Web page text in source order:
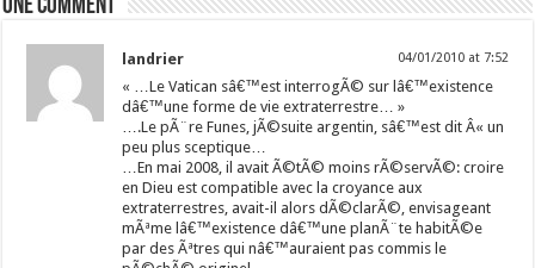
One comment
landrier 04/01/2010 at 7:52
« …Le Vatican sâ€™est interrogÃ© sur lâ€™existence
dâ€™une forme de vie extraterrestre… »
….Le pÃ¨re Funes, jÃ©suite argentin, sâ€™est dit Â« un
peu plus sceptique…
…En mai 2008, il avait Ã©tÃ© moins rÃ©servÃ©: croire
en Dieu est compatible avec la croyance aux
extraterrestres, avait-il alors dÃ©clarÃ©, envisageant
mÃªme lâ€™existence dâ€™une planÃ¨te habitÃ©e
par des Ãªtres qui nâ€™auraient pas commis le